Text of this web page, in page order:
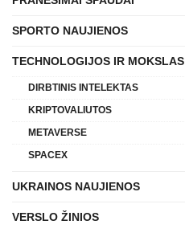
SPORTO NAUJIENOS
TECHNOLOGIJOS IR MOKSLAS
DIRBTINIS INTELEKTAS
KRIPTOVALIUTOS
METAVERSE
SPACEX
UKRAINOS NAUJIENOS
VERSLO ŽINIOS